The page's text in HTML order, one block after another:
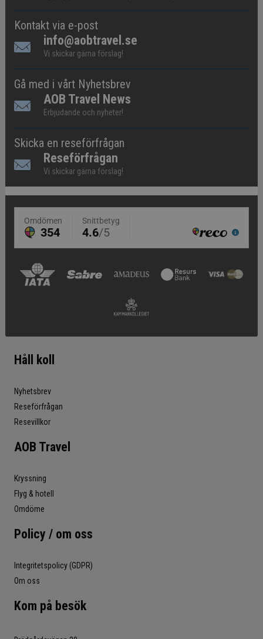
Kontakt via e-post
info@aobtravel.se
Vi skickar gärna förslag!
Gå med i vårt Nyhetsbrev
AOB Travel News
Erbjudande och nyheter!
Skicka en reseförfrågan
Reseförfrågan
Vi skickar gärna förslag!
Håll koll
Nyhetsbrev
Reseförfrågan
Resevillkor
AOB Travel
Kryssning
Flyg & hotell
Omdöme
Policy / om oss
Integritetspolicy (GDPR)
Om oss
Kom på besök